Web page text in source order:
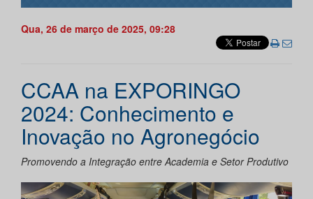
Qua, 26 de março de 2025, 09:28
CCAA na EXPORINGO
2024: Conhecimento e
Inovação no Agronegócio
Promovendo a Integração entre Academia e Setor Produtivo